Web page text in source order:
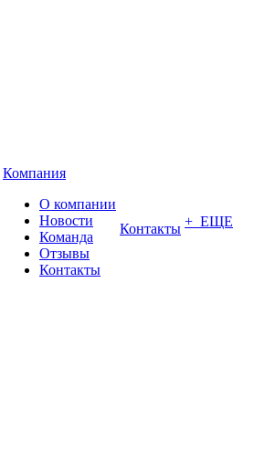
Компания
О компании
Новости
Команда
Отзывы
Контакты
Контакты + ЕЩЕ